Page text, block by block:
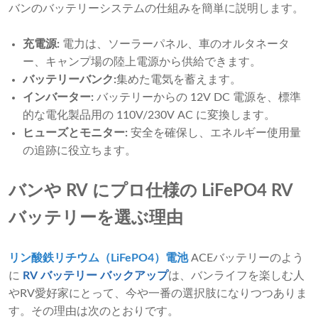
バンのバッテリーシステムの仕組みを簡単に説明します。
充電源: 電力は、ソーラーパネル、車のオルタネータ
ー、キャンプ場の陸上電源から供給できます。
バッテリーバンク:集めた電気を蓄えます。
インバーター: バッテリーからの 12V DC 電源を、標準
的な電化製品用の 110V/230V AC に変換します。
ヒューズとモニター: 安全を確保し、エネルギー使用量
の追跡に役立ちます。
バンや RV にプロ仕様の LiFePO4 RV
バッテリーを選ぶ理由
リン酸鉄リチウム（LiFePO4）電池ACEバッテリーのよう
に RV バッテリー バックアップは、バンライフを楽しむ人
やRV愛好家にとって、今や一番の選択肢になりつつありま
す。その理由は次のとおりです。